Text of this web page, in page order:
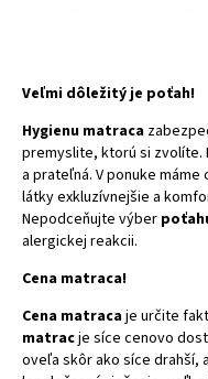
Veľmi dôležitý je poťah!
Hygienu matraca
premyslite, ktorú si zvolíte.
a prateľná. V ponuke
látky exkluzívnejšie a
Nepodceňujte výber
alergickej reakcii.
Cena matraca!
Cena matracaje určite
matracje síce cenovo
oveľa skôr ako síce drahší,